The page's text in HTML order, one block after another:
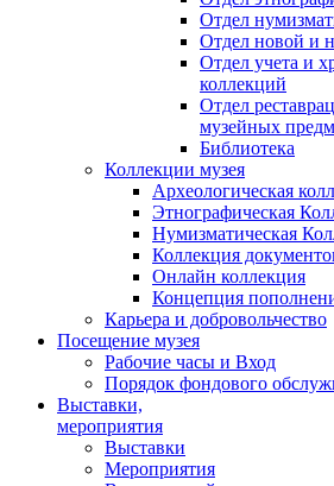
Отдел
Отдел новой и
Отдел учета и
коллекций
Отдел
музейных
Библиотека
Коллекции музея
Археологическая
Этнографическая
Нумизматическая
Коллекция
Онлайн коллекция
Концепция
Карьера и добровольчество
Посещение музея
Рабочие часы и Вход
Порядок фондового
Выставки,
мероприятия
Выставки
Мероприятия